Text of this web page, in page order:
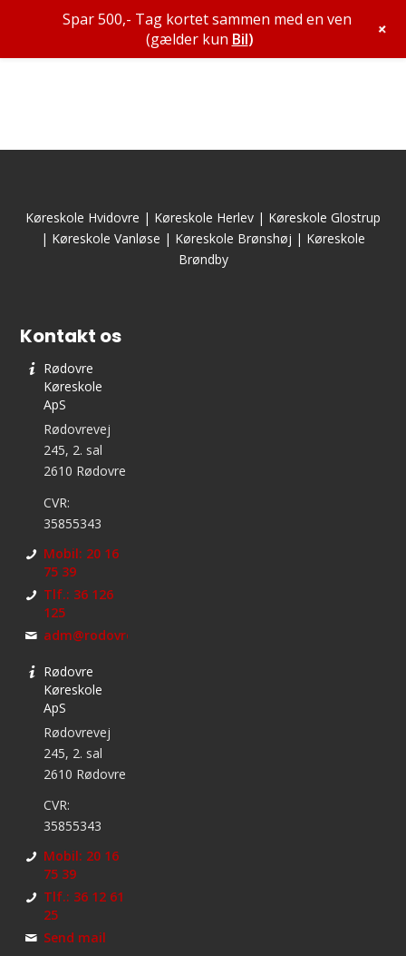
Køreskole Hvidovre | Køreskole Herlev | Køreskole Glostrup
| Køreskole Vanløse | Køreskole Brønshøj | Køreskole
Brøndby
Kontakt os
Rødovre
Køreskole
ApS
Rødovrevej
245, 2. sal
2610 Rødovre
CVR:
35855343
Mobil: 20 16
75 39
Tlf.: 36 126
125
adm@rodovrekoreskole.dk
Rødovre
Køreskole
ApS
Rødovrevej
245, 2. sal
2610 Rødovre
CVR:
35855343
Mobil: 20 16
75 39
Tlf.: 36 12 61
25
Send mail
Spar 500,- Tag kortet sammen med en ven
(gælder kun Bil) +